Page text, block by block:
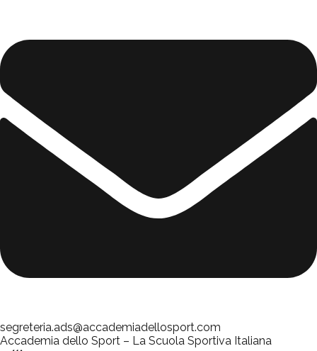
segreteria.ads@accademiadellosport.com
Accademia dello Sport – La Scuola Sportiva Italiana